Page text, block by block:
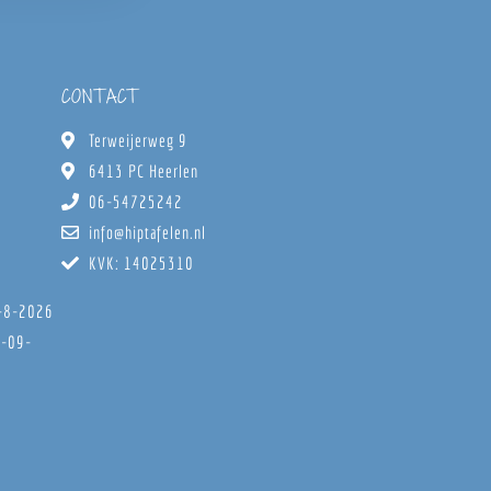
2026
09-
CONTACT
Terweijerweg 9
6413 PC Heerlen
06-54725242
info@hiptafelen.nl
KVK: 14025310